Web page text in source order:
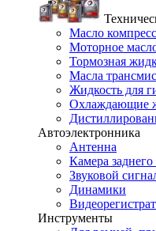
Масло
Моторное
Тормозная
Масла
Жидкость для
Охлаждающие
Автоэлектронника
Антенна
Камера заднего
Звуковой
Динамики
Инструменты